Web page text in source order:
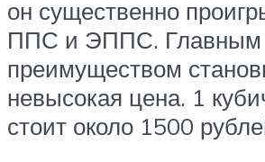
он существенно
ППС и ЭППС. Главным
преимуществом
невысокая цена. 1
стоит около 1500